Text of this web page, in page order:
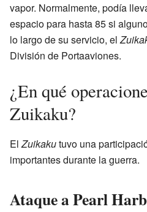
vapor. Normalmente, podía
espacio para hasta 85 si
lo largo de su servicio, el
División de Portaaviones.
¿En qué
Zuikaku?
ElZuikakutuvo una
importantes durante la guerra.
Ataque a Pearl